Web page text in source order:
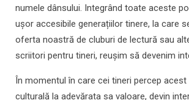
numele dânsului. Integrând toate aceste
ușor accesibile generațiilor tinere, la care
oferta noastră de cluburi de lectură sau
scriitori pentru tineri, reușim să devenim
În momentul în care cei tineri percep
culturală la adevărata sa valoare, devin